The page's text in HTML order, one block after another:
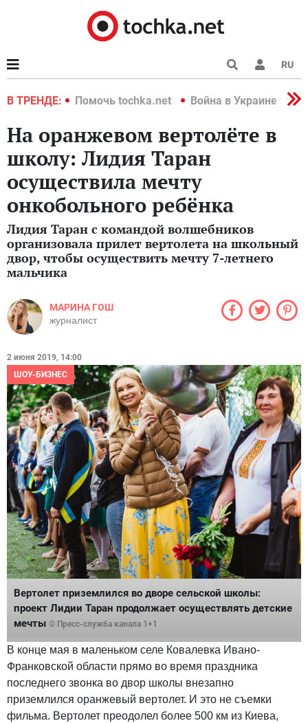
RU
В ТРЕНДЕ:
2022 Помочь tochka.net Война в Украине 2022
На оранжевом вертолёте в
школу: Лидия Таран
осуществила мечту
онкобольного ребёнка
Лидия Таран с командой волшебников
организовала прилет вертолета на школьный
двор, чтобы осуществить мечту 7-летнего
мальчика
МАРИНА ГОШ
журналист
2 июня 2019, 14:00
ШОУ-БИЗНЕС
Вертолет приземлился во дворе сельской школы:
проект Лидии Таран продолжает осуществлять детские
мечты © Пресс-служба канала 1+1
В конце мая в маленьком селе Ковалевка Ивано-
Франковской области прямо во время праздника
последнего звонка во двор школы внезапно
приземлился оранжевый вертолет. И это не съемки
фильма. Вертолет преодолел более 500 км из Киева,